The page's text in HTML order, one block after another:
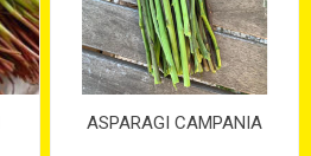
ASPARAGI CAMPANIA